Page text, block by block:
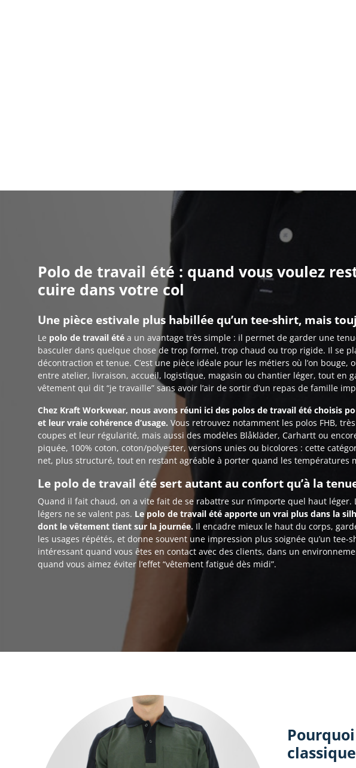
Polo de travail été : quand vous voulez
cuire dans votre col
Une pièce estivale plus habillée qu’un tee-shirt, mais
Le polo de travail étéa un avantage très simple : il permet de garder une
basculer dans quelque chose de trop formel, trop chaud ou trop rigide. Il se
décontraction et tenue. C’est une pièce idéale pour les métiers où l’on bouge,
entre atelier, livraison, accueil, logistique, magasin ou chantier léger, tout en
vêtement qui dit “je travaille” sans avoir l’air de sortir d’un repas de famille
Chez Kraft Workwear, nous avons réuni ici des polos de travail été choisis
et leur vraie cohérence d’usage. Vous retrouvez notamment les polos FHB,
coupes et leur régularité, mais aussi des modèles Blåkläder, Carhartt ou
piquée, 100% coton, coton/polyester, versions unies ou bicolores : cette
net, plus structuré, tout en restant agréable à porter quand les températures
Le polo de travail été sert autant au confort qu’à la
Quand il fait chaud, on a vite fait de se rabattre sur n’importe quel haut léger.
légers ne se valent pas. Le polo de travail été apporte un vrai plus dans la
dont le vêtement tient sur la journée.Il encadre mieux le haut du corps,
les usages répétés, et donne souvent une impression plus soignée qu’un tee-
intéressant quand vous êtes en contact avec des clients, dans un
quand vous aimez éviter l’effet “vêtement fatigué dès midi”.